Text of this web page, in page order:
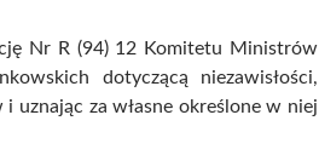
Nr R (94) 12 Komitetu Ministrów
dotyczącą niezawisłości,
uznając za własne określone w niej